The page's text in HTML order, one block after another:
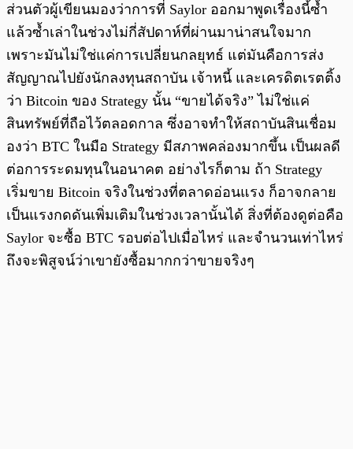
ส่วนตัวผู้เขียนมองว่าการที่ Saylor ออกมาพูดเรื่องนี้ซ้ำ
แล้วซ้ำเล่าในช่วงไม่กี่สัปดาห์ที่ผ่านมาน่าสนใจมาก
เพราะมันไม่ใช่แค่การเปลี่ยนกลยุทธ์ แต่มันคือการส่ง
สัญญาณไปยังนักลงทุนสถาบัน เจ้าหนี้ และเครดิตเรตติ้ง
ว่า Bitcoin ของ Strategy นั้น “ขายได้จริง” ไม่ใช่แค่
สินทรัพย์ที่ถือไว้ตลอดกาล ซึ่งอาจทำให้สถาบันสินเชื่อม
องว่า BTC ในมือ Strategy มีสภาพคล่องมากขึ้น เป็นผลดี
ต่อการระดมทุนในอนาคต อย่างไรก็ตาม ถ้า Strategy
เริ่มขาย Bitcoin จริงในช่วงที่ตลาดอ่อนแรง ก็อาจกลาย
เป็นแรงกดดันเพิ่มเติมในช่วงเวลานั้นได้ สิ่งที่ต้องดูต่อคือ
Saylor จะซื้อ BTC รอบต่อไปเมื่อไหร่ และจำนวนเท่าไหร่
ถึงจะพิสูจน์ว่าเขายังซื้อมากกว่าขายจริงๆ